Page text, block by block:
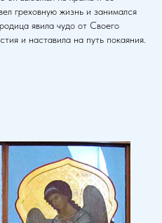
греховную жизнь и занимался
явила чудо от Своего
и наставила на путь покаяния.